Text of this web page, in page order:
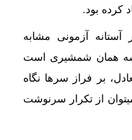
کرده بود.
آستانه آزمونی مشابه
همان شمشیری است
بر فراز سرها نگاه
از تکرار سرنوشت